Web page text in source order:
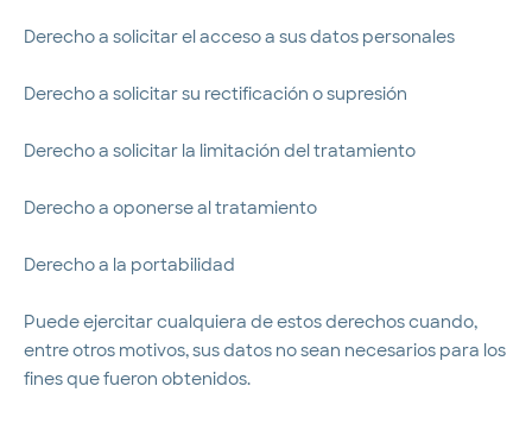
Derecho a solicitar el acceso a sus datos personales
Derecho a solicitar su rectificación o supresión
Derecho a solicitar la limitación del tratamiento
Derecho a oponerse al tratamiento
Derecho a la portabilidad
Puede ejercitar cualquiera de estos derechos cuando,
entre otros motivos, sus datos no sean necesarios para los
fines que fueron obtenidos.